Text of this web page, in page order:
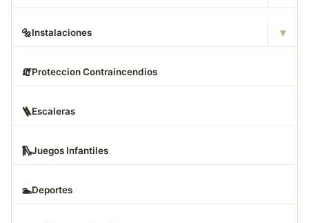
🔩Instalaciones ▾
🧯Proteccion Contraincendios
🪜Escaleras
🛝Juegos Infantiles
🏊Deportes